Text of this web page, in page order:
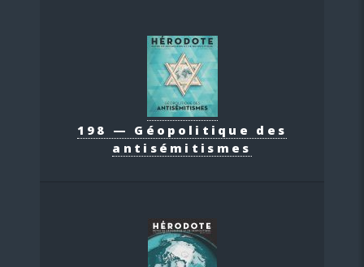
198 — Géopolitique des
antisémitismes